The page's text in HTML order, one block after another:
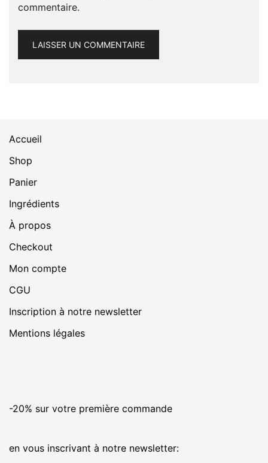
commentaire.
Accueil
Shop
Panier
Ingrédients
À propos
Checkout
Mon compte
CGU
Inscription à notre newsletter
Mentions légales
-20% sur votre première commande
en vous inscrivant à notre newsletter: